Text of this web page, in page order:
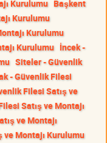
Kurulumu Başkent
Kurulumu
Kurulumu
Kurulumu İncek -
Siteler - Güvenlik
- Güvenlik Filesi
Filesi Satış ve
Satış ve Montajı
ve Montajı
ve Montajı Kurulumu